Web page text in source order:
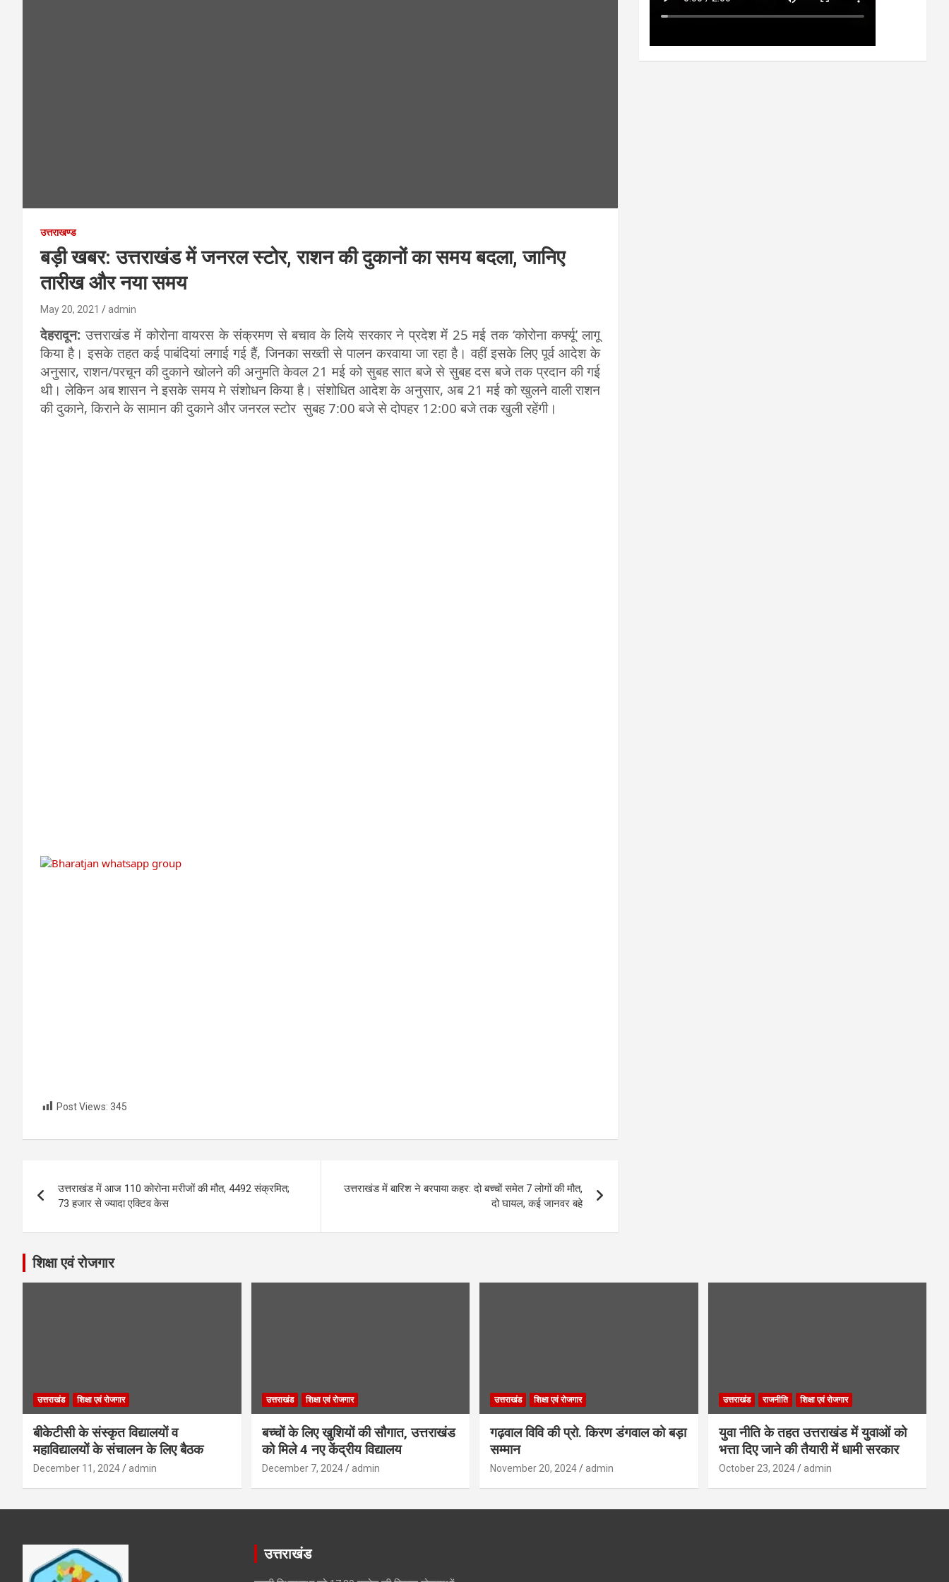
उत्तराखण्ड
बड़ी खबर: उत्तराखंड में जनरल स्टोर, राशन की दुकानों का समय बदला, जानिए
तारीख और नया समय
May 20, 2021 admin
देहरादून: उत्तराखंड में कोरोना वायरस के संक्रमण से बचाव के लिये सरकार ने प्रदेश में 25 मई तक ‘कोरोना कर्फ्यू’ लागू
किया है। इसके तहत कई पाबंदियां लगाई गई हैं, जिनका सख्ती से पालन करवाया जा रहा है। वहीं इसके लिए पूर्व आदेश के
अनुसार, राशन/परचून की दुकाने खोलने की अनुमति केवल 21 मई को सुबह सात बजे से सुबह दस बजे तक प्रदान की गई
थी। लेकिन अब शासन ने इसके समय मे संशोधन किया है। संशोधित आदेश के अनुसार, अब 21 मई को खुलने वाली राशन
की दुकाने, किराने के सामान की दुकाने और जनरल स्टोर सुबह 7:00 बजे से दोपहर 12:00 बजे तक खुली रहेंगी।
Post Views: 345
navigation
उत्तराखंड में आज 110 कोरोना मरीजों की मौत, 4492 संक्रमित;
73 हजार से ज्यादा एक्टिव केस
उत्तराखंड में बारिश ने बरपाया कहर: दो बच्चों समेत 7 लोगों की मौत,
दो घायल, कई जानवर बहे
शिक्षा एवं रोजगार
उत्तराखंड शिक्षा एवं रोजगार
बीकेटीसी के संस्कृत विद्यालयों व
महाविद्यालयों के संचालन के लिए बैठक
December 11, 2024 admin
उत्तराखंड शिक्षा एवं रोजगार
बच्चों के लिए खुशियों की सौगात, उत्तराखंड
को मिले 4 नए केंद्रीय विद्यालय
December 7, 2024 admin
उत्तराखंड शिक्षा एवं रोजगार
गढ़वाल विवि की प्रो. किरण डंगवाल को बड़ा
सम्मान
November 20, 2024 admin
उत्तराखंड राजनीति शिक्षा एवं रोजगार
युवा नीति के तहत उत्तराखंड में युवाओं को
भत्ता दिए जाने की तैयारी में धामी सरकार
October 23, 2024 admin
उत्तराखंड